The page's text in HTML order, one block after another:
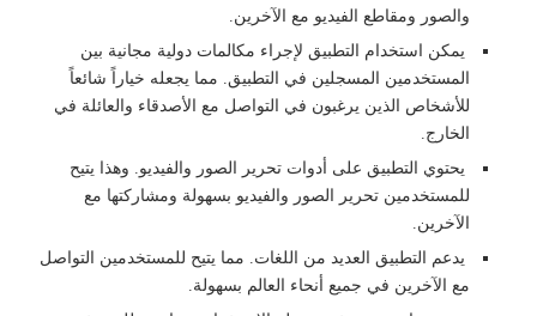
والصور ومقاطع الفيديو مع الآخرين.
يمكن استخدام التطبيق لإجراء مكالمات دولية مجانية بين
المستخدمين المسجلين في التطبيق. مما يجعله خياراً شائعاً
للأشخاص الذين يرغبون في التواصل مع الأصدقاء والعائلة في
الخارج.
يحتوي التطبيق على أدوات تحرير الصور والفيديو. وهذا يتيح
للمستخدمين تحرير الصور والفيديو بسهولة ومشاركتها مع
الآخرين.
يدعم التطبيق العديد من اللغات. مما يتيح للمستخدمين التواصل
مع الآخرين في جميع أنحاء العالم بسهولة.